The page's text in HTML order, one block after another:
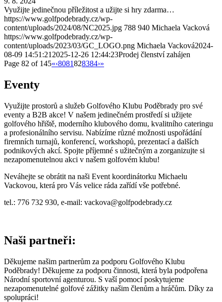
Využijte jedinečnou příležitost a užijte si hry zdarma…
https://www.golfpodebrady.cz/wp-
content/uploads/2024/08/NC2025.jpg 788 940 Michaela Vacková
https://www.golfpodebrady.cz/wp-
content/uploads/2023/03/GC_LOGO.png Michaela Vacková2024-
08-09 14:51:21 2025-12-26 12:44:23Prodej členství zahájen
Page 82 of 145«‹8081828384›»
Eventy
Využijte prostorů a služeb Golfového Klubu Poděbrady pro své
eventy a B2B akce! V našem jedinečném prostředí si užijete
golfového hřiště, moderního klubového domu, kvalitního cateringu
a profesionálního servisu. Nabízíme různé možnosti uspořádání
firemních turnajů, konferencí, workshopů, prezentací a dalších
podnikových akcí. Spojte příjemné s užitečným a zorganizujte si
nezapomenutelnou akci v našem golfovém klubu!
Neváhejte se obrátit na naši Event koordinátorku Michaelu
Vackovou, která pro Vás velice ráda zařídí vše potřebné.
tel.: 776 732 930, e-mail: vackova@golfpodebrady.cz
Naši partneři:
Děkujeme našim partnerům za podporu Golfového Klubu
Poděbrady! Děkujeme za podporu činnosti, která byla podpořena
Národní sportovní agenturou. S vaší pomocí poskytujeme
nezapomenutelné golfové zážitky našim členům a hráčům. Díky za
spolupráci!